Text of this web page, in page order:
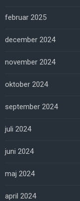
februar 2025
december 2024
november 2024
oktober 2024
september 2024
juli 2024
juni 2024
maj 2024
april 2024